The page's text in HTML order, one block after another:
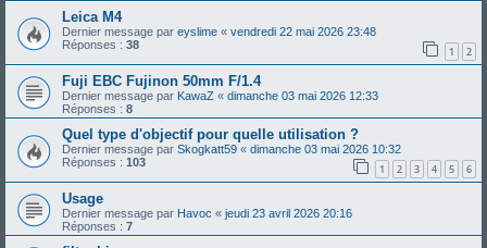
Leica M4
Dernier message par eyslime « vendredi 22 mai 2026 23:48
Réponses : 38 1 2
Fuji EBC Fujinon 50mm F/1.4
Dernier message par KawaZ « dimanche 03 mai 2026 12:33
Réponses : 8
Quel type d'objectif pour quelle utilisation ?
Dernier message par Skogkatt59 « dimanche 03 mai 2026 10:32
Réponses : 103 1 2 3 4 5 6
Usage
Dernier message par Havoc « jeudi 23 avril 2026 20:16
Réponses : 7